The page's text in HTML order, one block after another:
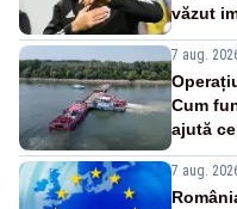
văzut
7 aug.
Cum
ajută
7 aug.